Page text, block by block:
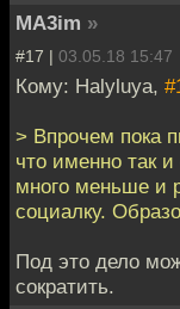
MA3im »
#17 | 03.05.18 15:47
Кому: Halyluya,
> Впрочем пока
что именно так
много меньше и
социалку.
Под это дело
сократить.